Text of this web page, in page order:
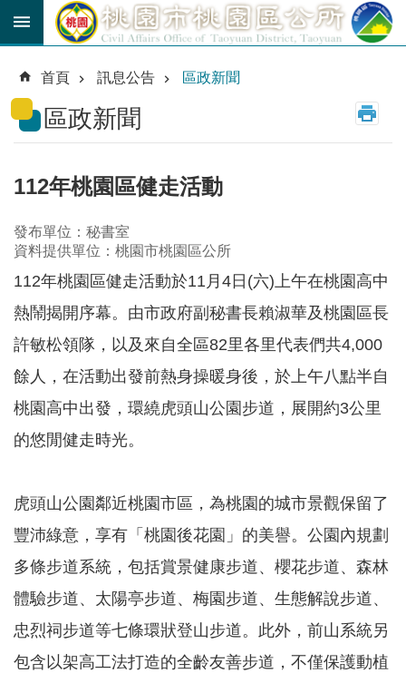
跳到主要內容區塊
育
貼
公
路
線
市
民
進
階
搜
尋
介
紹
息
公
告
生
活
首頁 訊息公告 區政新聞
區政新聞
112年桃園區健走活動
發布單位：秘書室
資料提供單位：桃園市桃園區公所
112年桃園區健走活動於11月4日(六)上午在桃園高中
熱鬧揭開序幕。由市政府副秘書長賴淑華及桃園區長
許敏松領隊，以及來自全區82里各里代表們共4,000
餘人，在活動出發前熱身操暖身後，於上午八點半自
桃園高中出發，環繞虎頭山公園步道，展開約3公里
的悠閒健走時光。
虎頭山公園鄰近桃園市區，為桃園的城市景觀保留了
豐沛綠意，享有「桃園後花園」的美譽。公園內規劃
多條步道系統，包括賞景健康步道、櫻花步道、森林
體驗步道、太陽亭步道、梅園步道、生態解說步道、
忠烈祠步道等七條環狀登山步道。此外，前山系統另
包含以架高工法打造的全齡友善步道，不僅保護動植